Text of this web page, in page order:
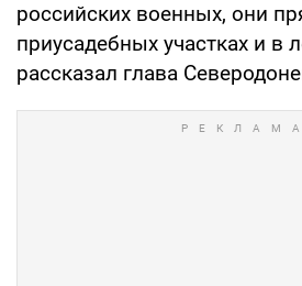
российских военных, они
приусадебных участках и в
рассказал глава